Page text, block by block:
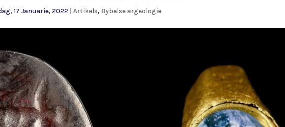
17 Januarie, 2022 |Artikels, Bybelse argeologie